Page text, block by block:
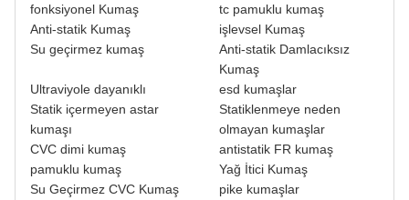
fonksiyonel Kumaş
tc pamuklu kumaş
Anti-statik Kumaş
işlevsel Kumaş
Su geçirmez kumaş
Anti-statik Damlacıksız
Kumaş
Ultraviyole dayanıklı
esd kumaşlar
Statik içermeyen astar
kumaşı
Statiklenmeye neden
olmayan kumaşlar
CVC dimi kumaş
antistatik FR kumaş
pamuklu kumaş
Yağ İtici Kumaş
Su Geçirmez CVC Kumaş
pike kumaşlar